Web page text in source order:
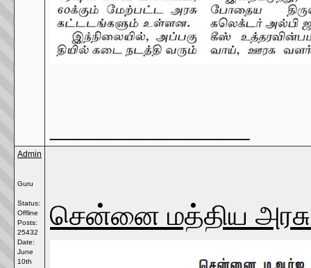
Admin
Guru
Status:
Offline
Posts:
25432
Date:
June
10th
சென்னை மத்திய